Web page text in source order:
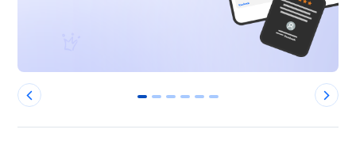
0 1 2 3 4 5